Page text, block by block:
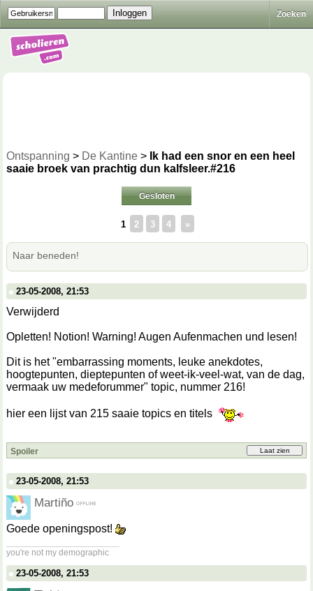
Zoeken
Ontspanning > De Kantine >
Ik had een snor en een heel
saaie broek van prachtig dun kalfsleer.#216
Gesloten
1 2 3 4 »
Naar beneden!
23-05-2008, 21:53
Verwijderd
Opletten! Notion! Warning! Augen Aufenmachen und lesen!
Dit is het "embarrassing moments, leuke anekdotes,
hoogtepunten, dieptepunten of weet-ik-veel-wat, van de dag,
vermaak uw medeforummer" topic, nummer 216!
hier een lijst van 215 saaie topics en titels
Spoiler
23-05-2008, 21:53
Martiño
Goede openingspost!
you're not my demographic
23-05-2008, 21:53